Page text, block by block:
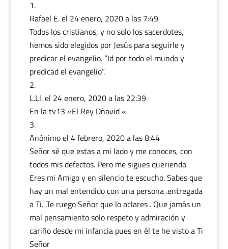
Rafael E.el 24 enero, 2020 a las 7:49
Todos los cristianos, y no solo los sacerdotes,
hemos sido elegidos por Jesús para seguirle y
predicar el evangelio. “Id por todo el mundo y
predicad el evangelio”.
L.Ll.el 24 enero, 2020 a las 22:39
En la tv13 «El Rey Dñavid «
Anónimoel 4 febrero, 2020 a las 8:44
Señor sé que estas a mi lado y me conoces, con
todos mis defectos. Pero me sigues queriendo
Eres mi Amigo y en silencio te escucho. Sabes que
hay un mal entendido con una persona .entregada
a Ti. .Te ruego Señor que lo aclares . Que jamás un
mal pensamiento solo respeto y admiración y
cariño desde mi infancia pues en él te he visto a Ti
Señor